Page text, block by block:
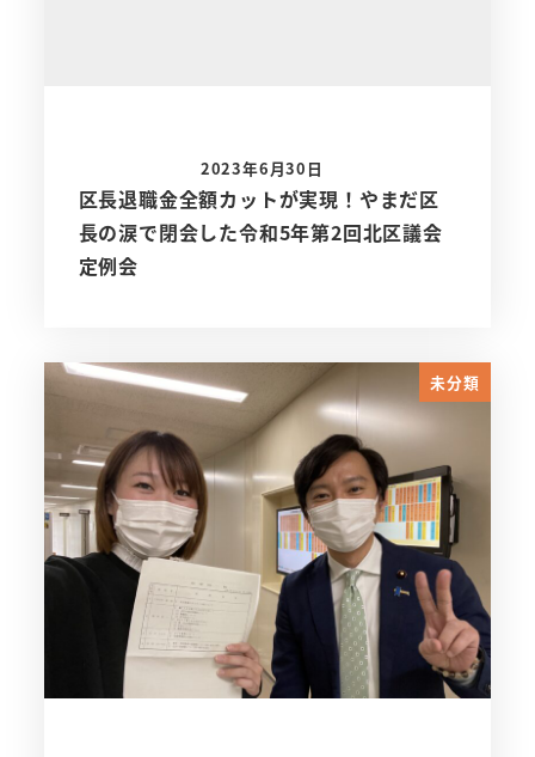
区長退職金全額カットが実現！やまだ区
長の涙で閉会した令和5年第2回北区議会
定例会
2023年6月30日
未分類